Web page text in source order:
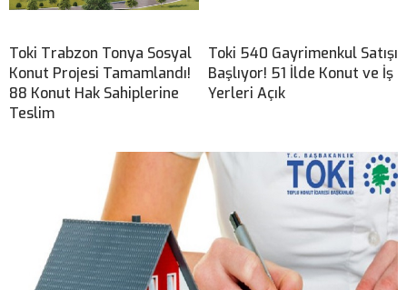
Toki Trabzon Tonya Sosyal
Konut Projesi Tamamlandı!
88 Konut Hak Sahiplerine
Teslim
Toki 540 Gayrimenkul Satışı
Başlıyor! 51 İlde Konut ve İş
Yerleri Açık